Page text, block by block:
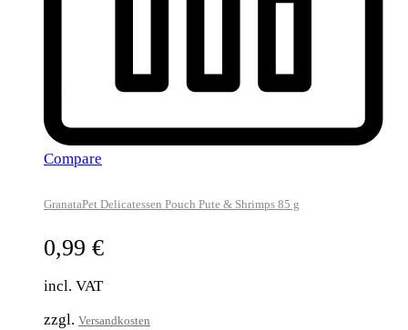
Compare
GranataPet Delicatessen Pouch Pute & Shrimps 85 g
0,99 €
incl. VAT
zzgl. Versandkosten